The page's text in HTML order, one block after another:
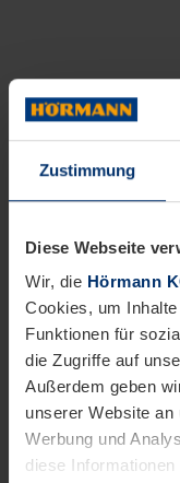
Zustimmung
Diese Webseite
Wir, die Hörmann
Cookies, um
Funktionen für
die Zugriffe auf
Außerdem geben
unserer Website
Werbung und
diese